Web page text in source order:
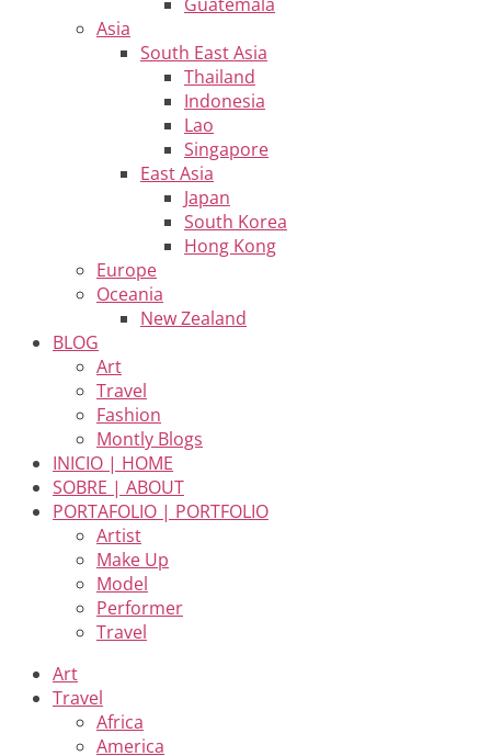
Asia
South East Asia
Thailand
Indonesia
Lao
Singapore
East Asia
Japan
South Korea
Hong Kong
Europe
Oceania
New Zealand
BLOG
Art
Travel
Fashion
Montly Blogs
INICIO | HOME
SOBRE | ABOUT
PORTAFOLIO | PORTFOLIO
Artist
Make Up
Model
Performer
Travel
Art
Travel
Africa
America